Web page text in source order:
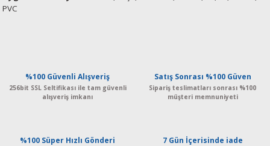
PVC
%100 Güvenli Alışveriş
256bit SSL Seltifikası ile tam güvenli
alışveriş imkanı
Satış Sonrası %100 Güven
Sipariş teslimatları sonrası %100
müşteri memnuniyeti
%100 Süper Hızlı Gönderi 7 Gün İçerisinde iade